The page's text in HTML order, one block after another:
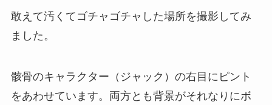
敢えて汚くてゴチャゴチャした場所を撮影してみ
ました。
骸骨のキャラクター（ジャック）の右目にピント
をあわせています。両方とも背景がそれなりにボ